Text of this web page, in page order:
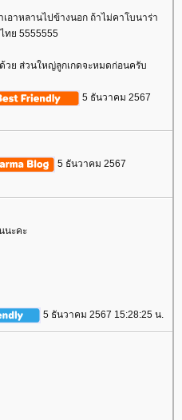
เอาหลานไปข้างนอก ถ้าไม่คาโบนาร่า
ทย 5555555
วย ส่วนใหญ่ลูกเกดจะหมดก่อนครับ
5 ธันวาคม 2567
5 ธันวาคม 2567
นะคะ
5 ธันวาคม 2567 15:28:25 น.